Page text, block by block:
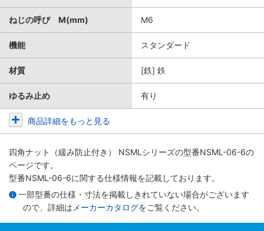
ねじの呼び M(mm) M6
機能 スタンダード
材質 [鉄] 鉄
ゆるみ止め 有り
商品詳細をもっと見る
四角ナット（緩み防止付き） NSMLシリーズの型番NSML-06-6の
ページです。
型番NSML-06-6に関する仕様情報を記載しております。
一部型番の仕様・寸法を掲載しきれていない場合がございます
ので、詳細は メーカーカタログをご覧ください。